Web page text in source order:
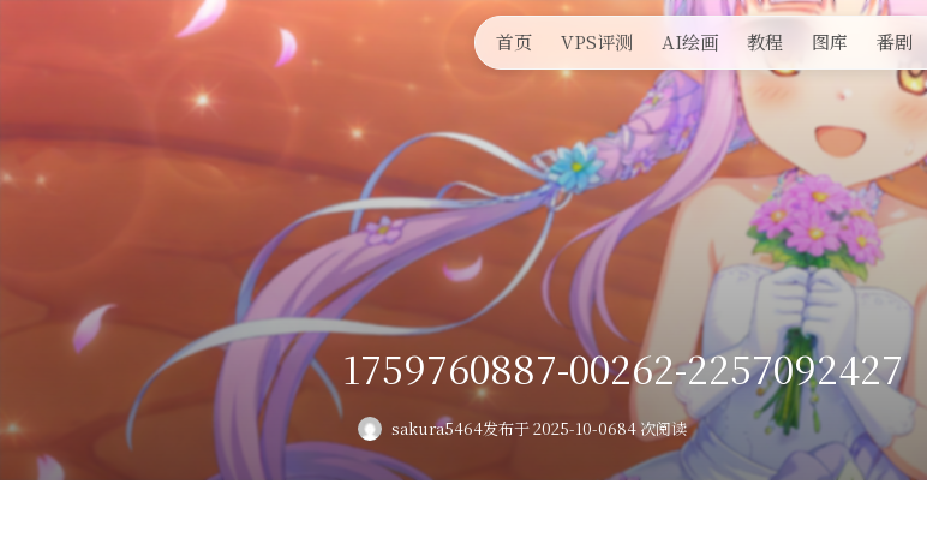
首页 VPS评测 AI绘画 教程 图库 番剧
1759760887-00262-2257092427
sakura5464发布于 2025-10-0684 次阅读